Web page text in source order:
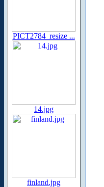
PICT2784_resize ...
14.jpg
finland.jpg